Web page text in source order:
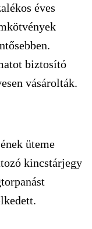
éves
biztosító
vásárolták.
üteme
kincstárjegy